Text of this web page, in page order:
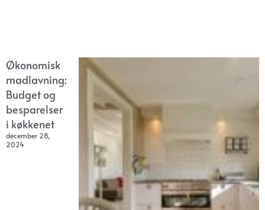
Økonomisk
madlavning:
Budget og
besparelser
i køkkenet
december 28,
2024